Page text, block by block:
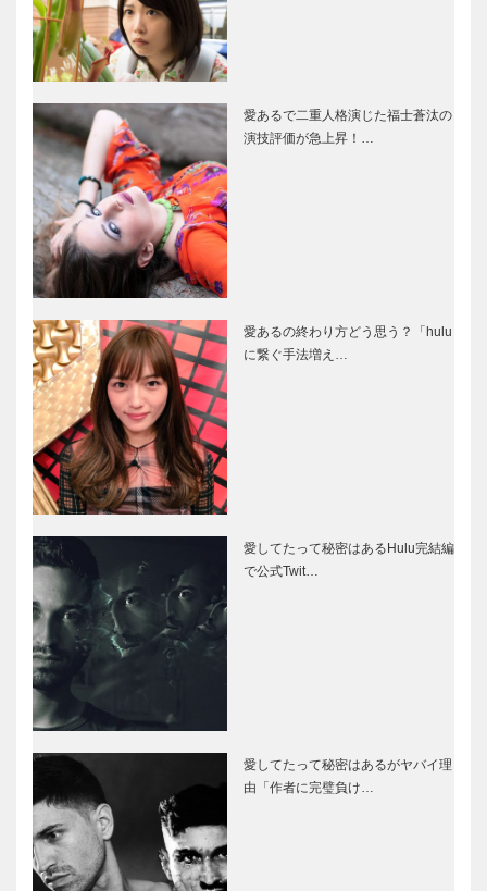
愛あるで二重人格演じた福士蒼汰の
演技評価が急上昇！…
愛あるの終わり方どう思う？「hulu
に繋ぐ手法増え…
愛してたって秘密はあるHulu完結編
で公式Twit…
愛してたって秘密はあるがヤバイ理
由「作者に完璧負け…